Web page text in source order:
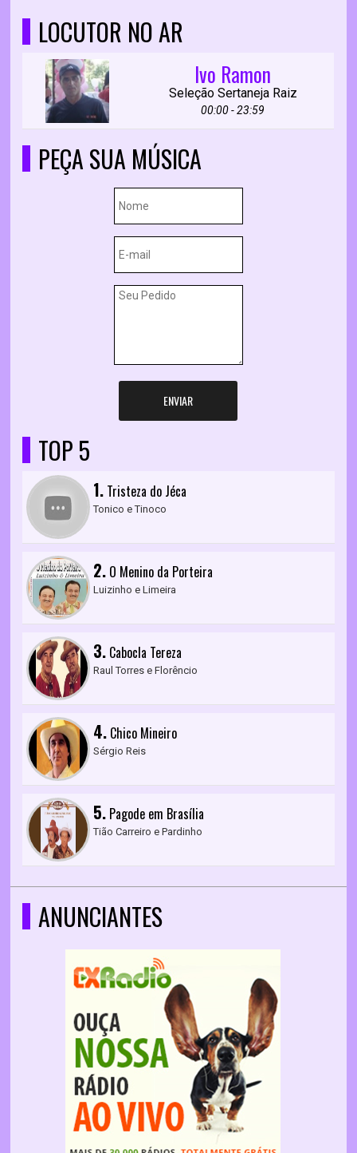
LOCUTOR NO AR
Ivo Ramon
Seleção Sertaneja Raiz
00:00 - 23:59
PEÇA SUA MÚSICA
ENVIAR
TOP 5
1. Tristeza do Jéca
Tonico e Tinoco
2. O Menino da Porteira
Luizinho e Limeira
3. Cabocla Tereza
Raul Torres e Florêncio
4. Chico Mineiro
Sérgio Reis
5. Pagode em Brasília
Tião Carreiro e Pardinho
ANUNCIANTES